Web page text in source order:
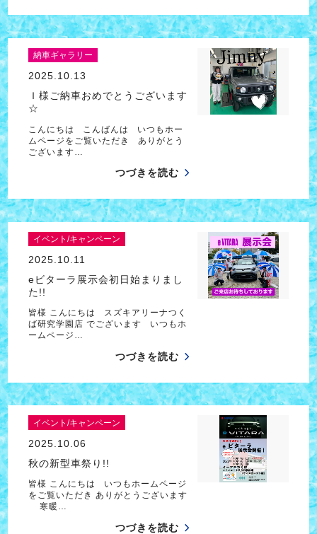
納車ギャラリー
2025.10.13
Ｉ様ご納車おめでとうございます
☆
こんにちは こんばんは いつもホー
ムページをご覧いただき ありがとう
ございます…
つづきを読む
イベント/キャンペーン
2025.10.11
eビターラ展示会初日始まりまし
た!!
皆様 こんにちは スズキアリーナつく
ば研究学園店 でございます いつもホ
ームページ…
つづきを読む
イベント/キャンペーン
2025.10.06
秋の新型車祭り!!
皆様 こんにちは いつもホームページ
をご覧いただき ありがとうございます
寒暖…
つづきを読む